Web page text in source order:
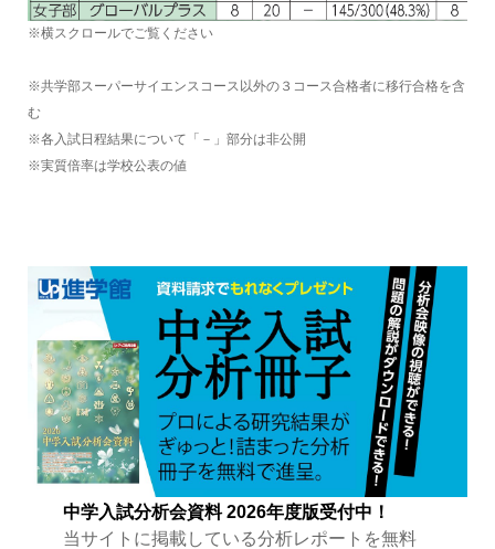
※横スクロールでご覧ください
※共学部スーパーサイエンスコース以外の３コース合格者に移行合格を含
む
※各入試日程結果について「－」部分は非公開
※実質倍率は学校公表の値
中学入試分析会資料 2026年度版受付中！
当サイトに掲載している分析レポートを無料